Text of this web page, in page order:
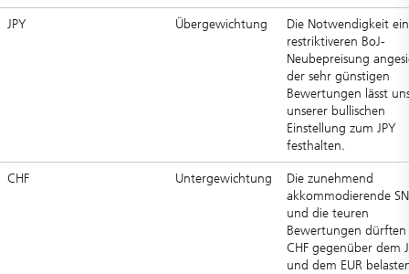
JPY Übergewichtung
Die Notwendigkeit
restriktiveren BoJ-
Neubepreisung
der sehr günstigen
Bewertungen lässt
unserer bullischen
Einstellung zum JPY
festhalten.
CHF Untergewichtung
Die zunehmend
akkommodierende
und die teuren
Bewertungen dürften
CHF gegenüber dem
und dem EUR